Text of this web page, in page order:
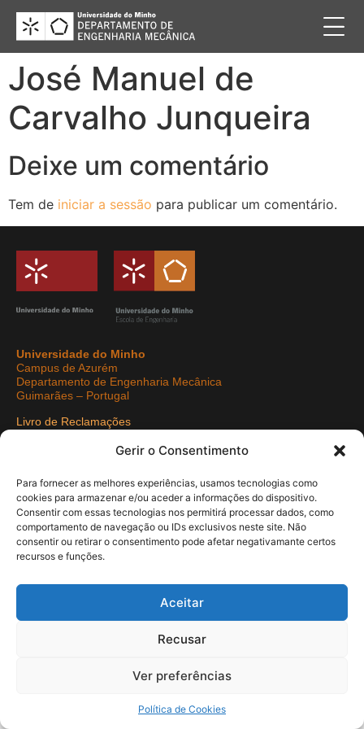
Gerir o Consentimento
Para fornecer as melhores experiências, usamos tecnologias como
cookies para armazenar e/ou aceder a informações do dispositivo.
Consentir com essas tecnologias nos permitirá processar dados, como
comportamento de navegação ou IDs exclusivos neste site. Não
consentir ou retirar o consentimento pode afetar negativamante certos
recursos e funções.
Aceitar
Recusar
Ver preferências
Política de Cookies
José Manuel de
Carvalho Junqueira
Deixe um comentário
Tem de iniciar a sessão para publicar um comentário.
Universidade do Minho
Campus de Azurém
Departamento de Engenharia Mecânica
Guimarães – Portugal
Livro de Reclamações
COPYRIGHT © 2021 Departamento de Engenharia Mecância -
UMinho | Developed by